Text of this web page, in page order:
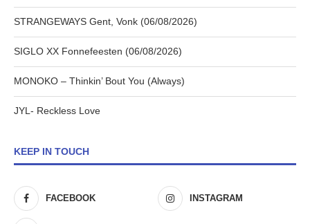
STRANGEWAYS Gent, Vonk (06/08/2026)
SIGLO XX Fonnefeesten (06/08/2026)
MONOKO – Thinkin’ Bout You (Always)
JYL- Reckless Love
KEEP IN TOUCH
FACEBOOK INSTAGRAM